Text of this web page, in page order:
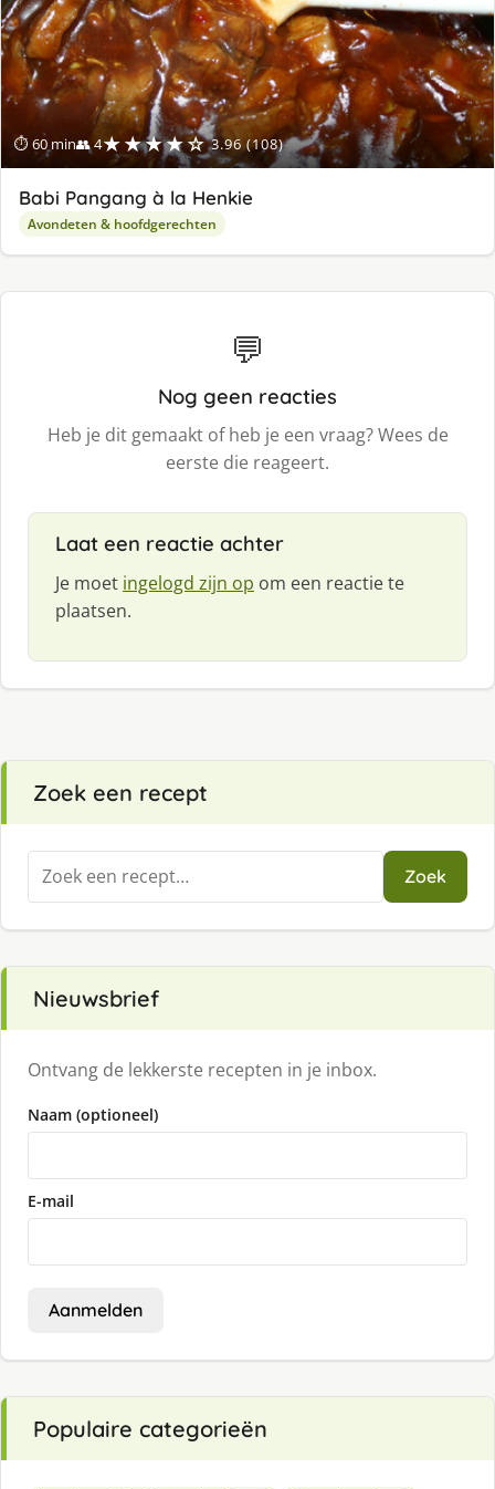
⏱ 60 min👥 4★★★★☆ 3.96 (108)
Babi Pangang à la Henkie
Avondeten & hoofdgerechten
💬
Nog geen reacties
Heb je dit gemaakt of heb je een vraag? Wees de
eerste die reageert.
Laat een reactie achter
Je moet ingelogd zijn op om een reactie te
plaatsen.
Zoek een recept
Zoeken
naar:
Zoek
Nieuwsbrief
Ontvang de lekkerste recepten in je inbox.
Naam (optioneel)
E-mail
Aanmelden
Populaire categorieën